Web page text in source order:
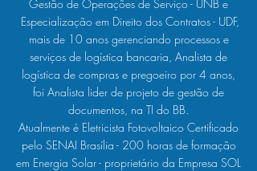
Gestão de Operações de Serviço - UNB e
Especialização em Direito dos Contratos - UDF,
mais de 10 anos gerenciando processos e
serviços de logística bancaria, Analista de
logística de compras e pregoeiro por 4 anos,
foi Analista lider de projeto de gestão de
documentos, na TI do BB.
Atualmente é Eletricista Fotovoltaico Certificado
pelo SENAI Brasília - 200 horas de formação
em Energia Solar - proprietário da Empresa SOL